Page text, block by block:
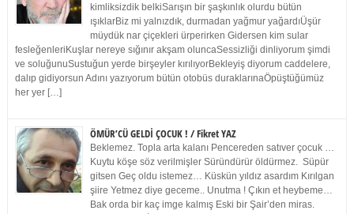
kimliksizdik belkiSarışın bir şaşkınlık olurdu bütün
ışıklarBiz mi yalnızdık, durmadan yağmur yağardıÜşür
müydük nar çiçekleri ürperirken Gidersen kim sular
fesleğenleriKuşlar nereye sığınır akşam oluncaSessizliği dinliyorum şimdi
ve soluğunuSustuğun yerde birşeyler kırılıyorBekleyiş diyorum caddelere,
dalıp gidiyorsun Adını yazıyorum bütün otobüs duraklarınaÖpüştüğümüz
her yer […]
ÖMÜR’CÜ GELDİ ÇOCUK ! / Fikret YAZ
Beklemez. Topla arta kalanı Pencereden satıver çocuk …
Kuytu köşe söz verilmişler Süründürür öldürmez. Süpür
gitsen Geç oldu istemez… Küskün yıldız asardım Kırılgan
şiire Yetmez diye geceme.. Unutma ! Çıkın et heybeme…
Bak orda bir kaç imge kalmış Eski bir Şair’den miras.